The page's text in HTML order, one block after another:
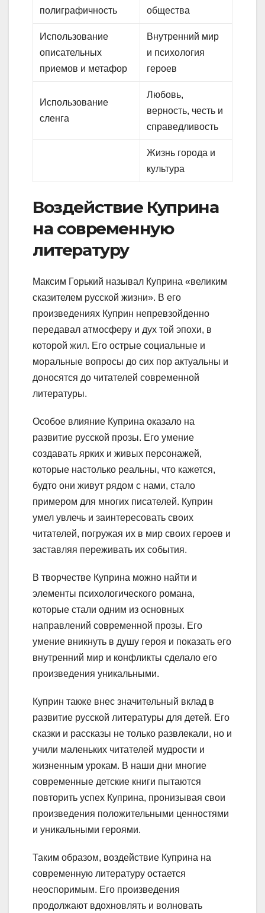
полиграфичность
общества
Использование
описательных
приемов и метафор
Внутренний мир
и психология
героев
Использование
сленга
Любовь,
верность, честь и
справедливость
Жизнь города и
культура
Воздействие Куприна
на современную
литературу
Максим Горький называл Куприна «великим
сказителем русской жизни». В его
произведениях Куприн непревзойденно
передавал атмосферу и дух той эпохи, в
которой жил. Его острые социальные и
моральные вопросы до сих пор актуальны и
доносятся до читателей современной
литературы.
Особое влияние Куприна оказало на
развитие русской прозы. Его умение
создавать ярких и живых персонажей,
которые настолько реальны, что кажется,
будто они живут рядом с нами, стало
примером для многих писателей. Куприн
умел увлечь и заинтересовать своих
читателей, погружая их в мир своих героев и
заставляя переживать их события.
В творчестве Куприна можно найти и
элементы психологического романа,
которые стали одним из основных
направлений современной прозы. Его
умение вникнуть в душу героя и показать его
внутренний мир и конфликты сделало его
произведения уникальными.
Куприн также внес значительный вклад в
развитие русской литературы для детей. Его
сказки и рассказы не только развлекали, но и
учили маленьких читателей мудрости и
жизненным урокам. В наши дни многие
современные детские книги пытаются
повторить успех Куприна, пронизывая свои
произведения положительными ценностями
и уникальными героями.
Таким образом, воздействие Куприна на
современную литературу остается
неоспоримым. Его произведения
продолжают вдохновлять и волновать